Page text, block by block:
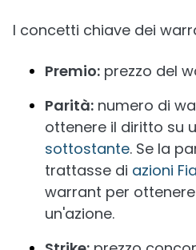
I concetti chiave dei
Premio: prezzo del
Parità: numero di
ottenere il diritto su
sottostante. Se la
trattasse di azioni
warrant per
un'azione.